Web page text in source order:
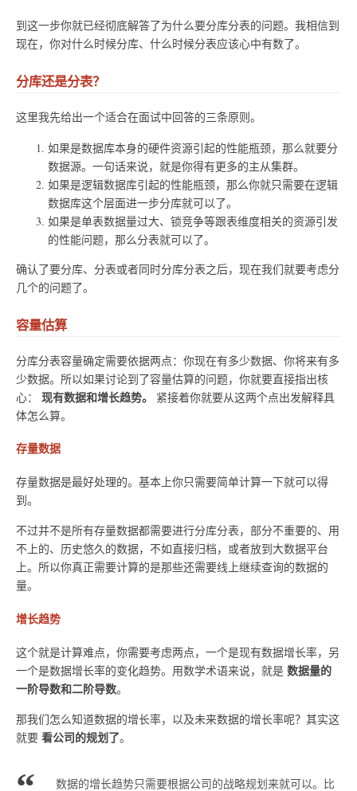
到这一步你就已经彻底解答了为什么要分库分表的问题。我相信到
现在，你对什么时候分库、什么时候分表应该心中有数了。
分库还是分表？
这里我先给出一个适合在面试中回答的三条原则。
如果是数据库本身的硬件资源引起的性能瓶颈，那么就要分
数据源。一句话来说，就是你得有更多的主从集群。
如果是逻辑数据库引起的性能瓶颈，那么你就只需要在逻辑
数据库这个层面进一步分库就可以了。
如果是单表数据量过大、锁竞争等跟表维度相关的资源引发
的性能问题，那么分表就可以了。
确认了要分库、分表或者同时分库分表之后，现在我们就要考虑分
几个的问题了。
容量估算
分库分表容量确定需要依据两点：你现在有多少数据、你将来有多
少数据。所以如果讨论到了容量估算的问题，你就要直接指出核
心： 现有数据和增长趋势。
紧接着你就要从这两个点出发解释具
体怎么算。
存量数据
存量数据是最好处理的。基本上你只需要简单计算一下就可以得
到。
不过并不是所有存量数据都需要进行分库分表，部分不重要的、用
不上的、历史悠久的数据，不如直接归档，或者放到大数据平台
上。所以你真正需要计算的是那些还需要线上继续查询的数据的
量。
增长趋势
这个就是计算难点，你需要考虑两点，一个是现有数据增长率，另
一个是数据增长率的变化趋势。用数学术语来说，就是 数据量的
一阶导数和二阶导数。
那我们怎么知道数据的增长率，以及未来数据的增长率呢？其实这
就要 看公司的规划了。
数据的增长趋势只需要根据公司的战略规划来就可以。比